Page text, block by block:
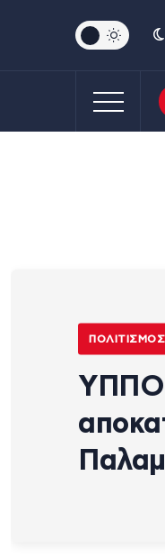
ΠΟΛΙΤΙΣΜΌΣ